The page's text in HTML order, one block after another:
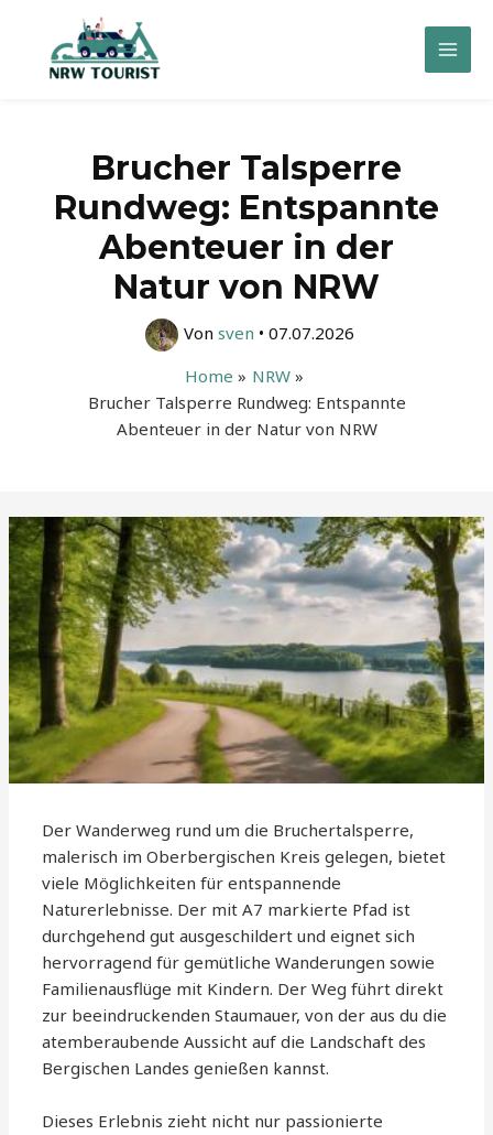
springen
Main
Brucher Talsperre
Rundweg: Entspannte
Abenteuer in der
Natur von NRW
Von sven • 07.07.2026
Home
NRW
Brucher Talsperre Rundweg: Entspannte
Abenteuer in der Natur von NRW
Der Wanderweg rund um die Bruchertalsperre,
malerisch im Oberbergischen Kreis gelegen, bietet
viele Möglichkeiten für entspannende
Naturerlebnisse. Der mit A7 markierte Pfad ist
durchgehend gut ausgeschildert und eignet sich
hervorragend für gemütliche Wanderungen sowie
Familienausflüge mit Kindern. Der Weg führt direkt
zur beeindruckenden Staumauer, von der aus du die
atemberaubende Aussicht auf die Landschaft des
Bergischen Landes genießen kannst.
Dieses Erlebnis zieht nicht nur passionierte